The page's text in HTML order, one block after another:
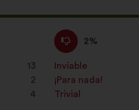
13
2
4
En
contra
:
2%
Esta
propuesta
se
ha
calificado
Inviable
veces
¡Para nada!
:veces
Trivial
:veces